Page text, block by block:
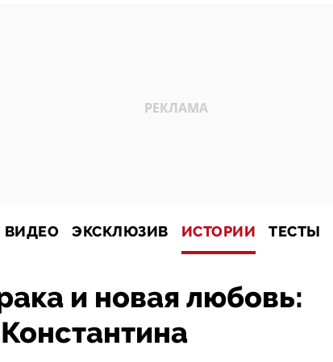
ВИДЕО ЭКСКЛЮЗИВ ИСТОРИИ ТЕСТЫ
и новая любовь: